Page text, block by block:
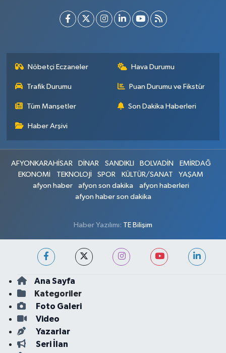
Nöbetçi Eczaneler Hava Durumu
Trafik Durumu Puan Durumu ve Fikstür
Tüm Manşetler Son Dakika Haberleri
Haber Arşivi
AFYONKARAHİSAR DİNAR SANDIKLI BOLVADİN
EMİRDAĞ
EKONOMİ
TEKNOLOJİ SPOR KÜLTÜR/SANAT
YAŞAM
afyon haber
afyon son dakika
afyon haberleri
afyon haber son dakika
Haber Yazılımı: TE Bilişim
Ana Sayfa
Kategoriler
Foto Galeri
Video
Yazarlar
Seri İlan